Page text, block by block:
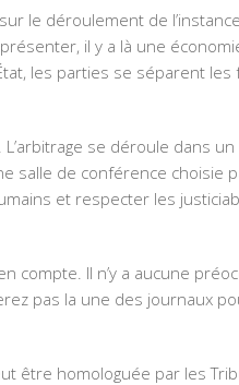
le déroulement de
il y a là une
les parties se séparent les
se déroule dans
salle de conférence choisie
et respecter les
compte. Il n’y a aucune
pas la une des journaux
être homologuée par les